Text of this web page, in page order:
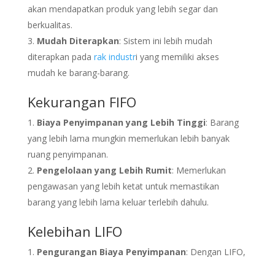
akan mendapatkan produk yang lebih segar dan
berkualitas.
Mudah Diterapkan: Sistem ini lebih mudah
diterapkan pada rak industri yang memiliki akses
mudah ke barang-barang.
Kekurangan FIFO
Biaya Penyimpanan yang Lebih Tinggi: Barang
yang lebih lama mungkin memerlukan lebih banyak
ruang penyimpanan.
Pengelolaan yang Lebih Rumit: Memerlukan
pengawasan yang lebih ketat untuk memastikan
barang yang lebih lama keluar terlebih dahulu.
Kelebihan LIFO
Pengurangan Biaya Penyimpanan: Dengan LIFO,